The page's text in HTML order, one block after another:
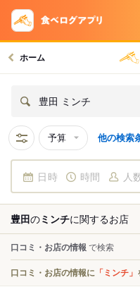
ホーム
豊田 ミンチ
予算 他の検索
日時 時間 人
豊田のミンチに関するお店
口コミ・お店の情報 で検索
口コミ・お店の情報に 「ミンチ」